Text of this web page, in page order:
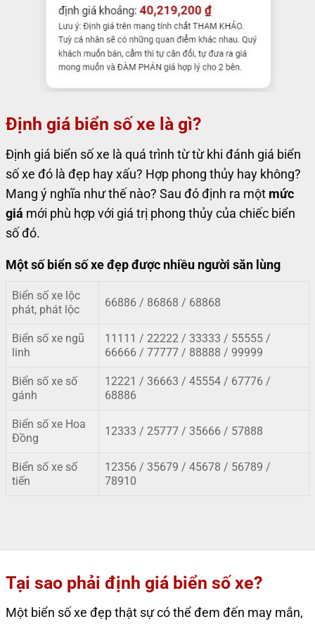
Định giá biển số xe là gì?
Định giá biển số xe là quá trình từ từ khi đánh giá biển
số xe đó là đẹp hay xấu? Hợp phong thủy hay không?
Mang ý nghĩa như thế nào? Sau đó định ra một mức
giá mới phù hợp với giá trị phong thủy của chiếc biển
số đó.
Một số biển số xe đẹp được nhiều người săn lùng
Biển số xe lộc
phát, phát lộc
66886 / 86868 / 68868
Biển số xe ngũ
linh
11111 / 22222 / 33333 / 55555 /
66666 / 77777 / 88888 / 99999
Biển số xe số
gánh
12221 / 36663 / 45554 / 67776 /
68886
Biển số xe Hoa
Đồng
12333 / 25777 / 35666 / 57888
Biển số xe số
tiến
12356 / 35679 / 45678 / 56789 /
78910
Tại sao phải định giá biển số xe?
Một biển số xe đẹp thật sự có thể đem đến may mắn,